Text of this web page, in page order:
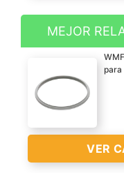
Acero inox 18/10
mm de espesor,
capacidad 6 litros
Cuerpo apto para
MEJOR
para
VER